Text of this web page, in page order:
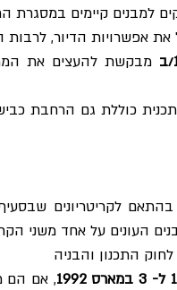
למבנים קיימים במסגרת
את אפשרויות הדיור, לרבות
בהתאם לקריטריונים
העונים על אחד משני